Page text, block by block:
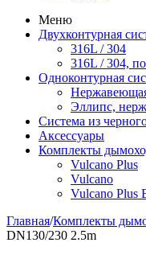
Меню
Двухконтурная
316L / 304
316L / 304,
Одноконтурная
Эллипс,
Система из
Аксессуары
Комплекты
Vulcano Plus
Vulcano
Vulcano Plus
Главная/Комплекты
DN130/230 2.5m